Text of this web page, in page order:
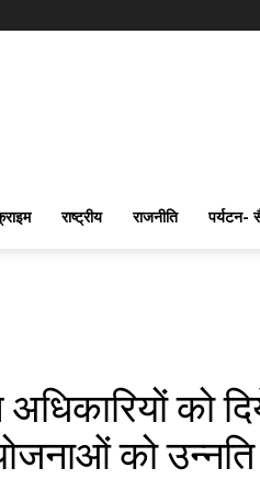
राष्ट्रीय राजनीति पर्यटन-
को
को